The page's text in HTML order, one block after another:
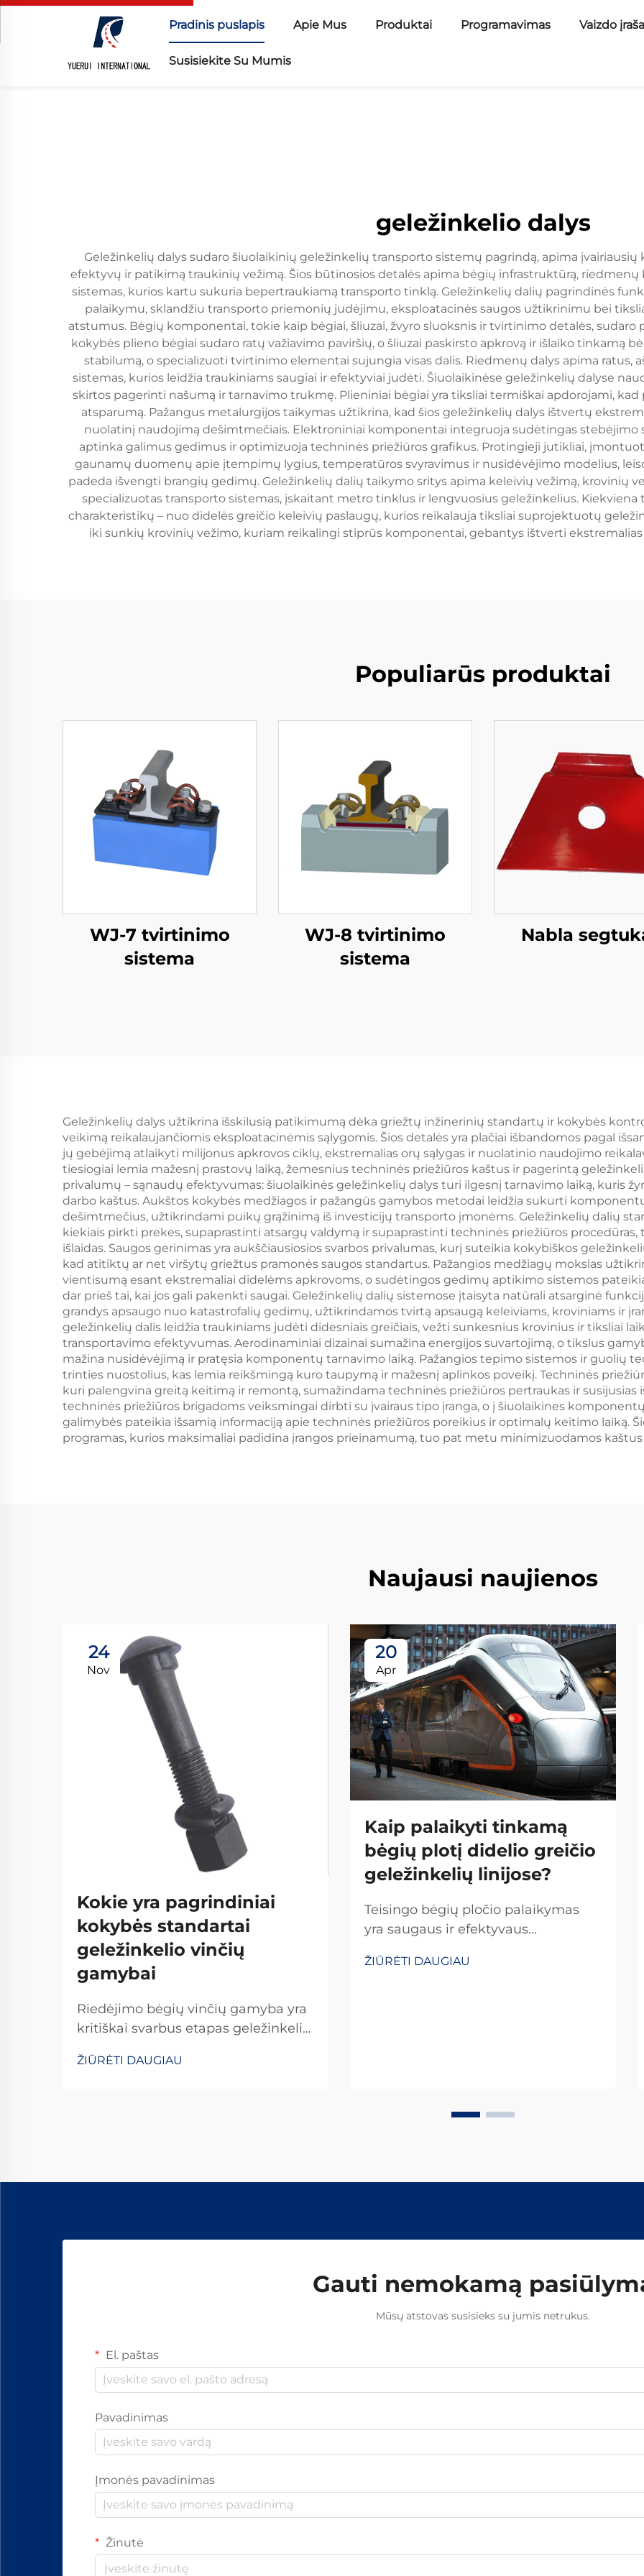
Pradinis puslapis Apie Mus Produktai Programavimas Vaizdo
Susisiekite Su Mumis
geležinkelio dalys
Geležinkelių dalys sudaro šiuolaikinių geležinkelių transporto sistemų pagrindą, apima
efektyvų ir patikimą traukinių vežimą. Šios būtinosios detalės apima bėgių infrastruktūrą, riedmenų
sistemas, kurios kartu sukuria bepertraukiamą transporto tinklą. Geležinkelių dalių pagrindinės
palaikymu, sklandžiu transporto priemonių judėjimu, eksploatacinės saugos užtikrinimu bei
atstumus. Bėgių komponentai, tokie kaip bėgiai, šliuzai, žvyro sluoksnis ir tvirtinimo detalės, sudaro
kokybės plieno bėgiai sudaro ratų važiavimo paviršių, o šliuzai paskirsto apkrovą ir išlaiko tinkamą
stabilumą, o specializuoti tvirtinimo elementai sujungia visas dalis. Riedmenų dalys apima ratus,
sistemas, kurios leidžia traukiniams saugiai ir efektyviai judėti. Šiuolaikinėse geležinkelių dalyse
skirtos pagerinti našumą ir tarnavimo trukmę. Plieniniai bėgiai yra tiksliai termiškai apdorojami,
atsparumą. Pažangus metalurgijos taikymas užtikrina, kad šios geležinkelių dalys ištvertų
nuolatinį naudojimą dešimtmečiais. Elektroniniai komponentai integruoja sudėtingas
aptinka galimus gedimus ir optimizuoja techninės priežiūros grafikus. Protingieji jutikliai,
gaunamų duomenų apie įtempimų lygius, temperatūros svyravimus ir nusidėvėjimo modelius,
padeda išvengti brangių gedimų. Geležinkelių dalių taikymo sritys apima keleivių vežimą, krovinių
specializuotas transporto sistemas, įskaitant metro tinklus ir lengvuosius geležinkelius.
charakteristikų – nuo didelės greičio keleivių paslaugų, kurios reikalauja tiksliai suprojektuotų
iki sunkių krovinių vežimo, kuriam reikalingi stiprūs komponentai, gebantys ištverti ekstremalias
Populiarūs produktai
WJ-7 tvirtinimo
sistema
WJ-8 tvirtinimo
sistema
Nabla
Geležinkelių dalys užtikrina išskilusią patikimumą dėka griežtų inžinerinių standartų ir kokybės
veikimą reikalaujančiomis eksploatacinėmis sąlygomis. Šios detalės yra plačiai išbandomos pagal
jų gebėjimą atlaikyti milijonus apkrovos ciklų, ekstremalias orų sąlygas ir nuolatinio naudojimo
tiesiogiai lemia mažesnį prastovų laiką, žemesnius techninės priežiūros kaštus ir pagerintą
privalumų – sąnaudų efektyvumas: šiuolaikinės geležinkelių dalys turi ilgesnį tarnavimo laiką, kuris
darbo kaštus. Aukštos kokybės medžiagos ir pažangūs gamybos metodai leidžia sukurti
dešimtmečius, užtikrindami puikų grąžinimą iš investicijų transporto įmonėms. Geležinkelių dalių
kiekiais pirkti prekes, supaprastinti atsargų valdymą ir supaprastinti techninės priežiūros
išlaidas. Saugos gerinimas yra aukščiausiosios svarbos privalumas, kurį suteikia kokybiškos
kad atitiktų ar net viršytų griežtus pramonės saugos standartus. Pažangios medžiagų mokslas
vientisumą esant ekstremaliai didelėms apkrovoms, o sudėtingos gedimų aptikimo sistemos
dar prieš tai, kai jos gali pakenkti saugai. Geležinkelių dalių sistemose įtaisyta natūrali atsarginė
grandys apsaugo nuo katastrofalių gedimų, užtikrindamos tvirtą apsaugą keleiviams, kroviniams ir
geležinkelių dalis leidžia traukiniams judėti didesniais greičiais, vežti sunkesnius krovinius ir tiksliai
transportavimo efektyvumas. Aerodinaminiai dizainai sumažina energijos suvartojimą, o tikslus
mažina nusidėvėjimą ir pratęsia komponentų tarnavimo laiką. Pažangios tepimo sistemos ir guolių
trinties nuostolius, kas lemia reikšmingą kuro taupymą ir mažesnį aplinkos poveikį. Techninės
kuri palengvina greitą keitimą ir remontą, sumažindama techninės priežiūros pertraukas ir susijusias
techninės priežiūros brigadoms veiksmingai dirbti su įvairaus tipo įranga, o į šiuolaikines
galimybės pateikia išsamią informaciją apie techninės priežiūros poreikius ir optimalų keitimo laiką.
programas, kurios maksimaliai padidina įrangos prieinamumą, tuo pat metu minimizuodamos kaštus
Naujausi naujienos
24
Nov
Kokie yra pagrindiniai
kokybės standartai
geležinkelio vinčių
gamybai
Riedėjimo bėgių vinčių gamyba yra
kritiškai svarbus etapas geležinkelių
griežtų kokybės standartų
ŽIŪRĖTI DAUGIAU
20
Apr
Kaip palaikyti tinkamą
bėgių plotį didelio greičio
geležinkelių linijose?
Teisingo bėgių pločio palaikymas
yra saugaus ir efektyvaus
pagrindas, nes net milimetrinės
ŽIŪRĖTI DAUGIAU
Gauti nemokamą
Mūsų atstovas susisieks su jumis netrukus.
El. paštas
Pavadinimas
Įmonės pavadinimas
Žinutė